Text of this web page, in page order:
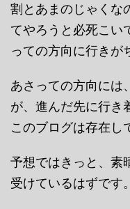
割とあまのじゃくな
てやろうと必死こい
っての方向に行きが
あさっての方向には
が、進んだ先に行き
このブログは存在し
予想ではきっと、素
受けているはずです。